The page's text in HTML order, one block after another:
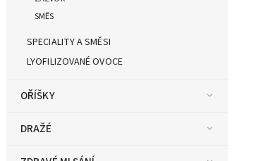
SMĚS
SPECIALITY A SMĚSI
LYOFILIZOVANÉ OVOCE
OŘÍŠKY
DRAŽÉ